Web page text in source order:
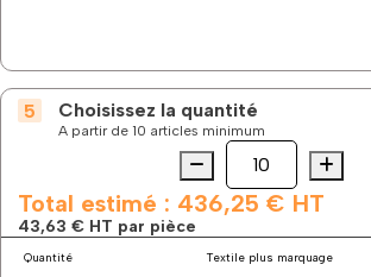
Choisissez la quantité
A partir de 10 articles minimum
Quantité
quantité
La
doudoune
best-
seller
Total estimé : 436,25 € HT
43,63 € HT par pièce
Quantité Textile plus marquage